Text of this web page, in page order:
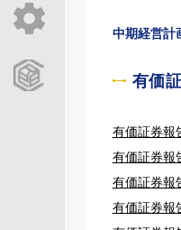
CCReBサービス
中期経営計
有価
有価証券報
有価証券報
有価証券報
有価証券報